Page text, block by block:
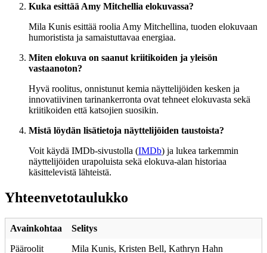
Kuka esittää Amy Mitchellia elokuvassa?
Mila Kunis esittää roolia Amy Mitchellina, tuoden elokuvaan
humoristista ja samaistuttavaa energiaa.
Miten elokuva on saanut kriitikoiden ja yleisön
vastaanoton?
Hyvä roolitus, onnistunut kemia näyttelijöiden kesken ja
innovatiivinen tarinankerronta ovat tehneet elokuvasta sekä
kriitikoiden että katsojien suosikin.
Mistä löydän lisätietoja näyttelijöiden taustoista?
Voit käydä IMDb-sivustolla (IMDb) ja lukea tarkemmin
näyttelijöiden urapoluista sekä elokuva-alan historiaa
käsittelevistä lähteistä.
Yhteenvetotaulukko
Avainkohtaa
Selitys
Pääroolit
Mila Kunis, Kristen Bell, Kathryn Hahn